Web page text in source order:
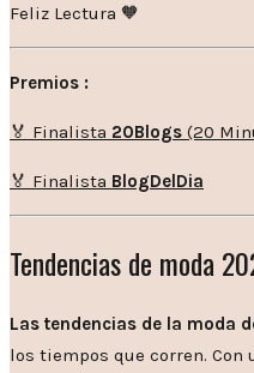
Feliz Lectura 🧡
Premios :
🏅 Finalista 20Blogs (20
🏅 Finalista BlogDelDia
Tendencias de moda
Las tendencias de la moda
los tiempos que corren. Con